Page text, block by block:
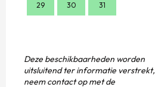
29 30 31
Deze beschikbaarheden worden
uitsluitend ter informatie verstrekt,
neem contact op met de